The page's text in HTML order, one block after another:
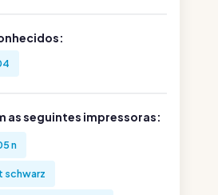
as seguintes impressoras:
n
schwarz